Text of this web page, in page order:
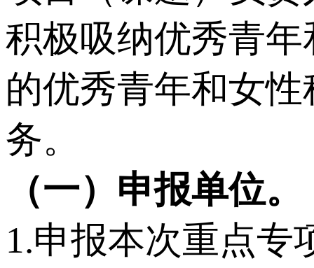
积极吸纳优秀青
的优秀青年和女
务。
（一）申报单位。
1.申报本次重点专